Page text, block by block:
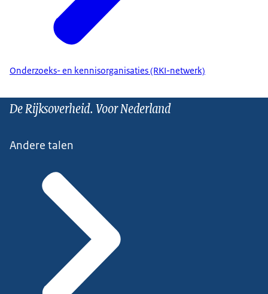
Onderzoeks- en kennisorganisaties (RKI-netwerk)
De Rijksoverheid. Voor Nederland
Andere talen